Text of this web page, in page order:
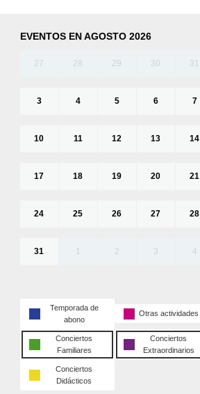
EVENTOS EN AGOSTO 2026
27 28 29 30 31
3 4 5 6 7
10 11 12 13 14
17 18 19 20 21
24 25 26 27 28
31 1 2 3 4
Temporada de
abono
Otras actividades
Conciertos
Familiares
Conciertos
Extraordinarios
Conciertos
Didácticos